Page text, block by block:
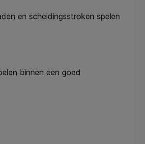
en scheidingsstroken spelen
binnen een goed